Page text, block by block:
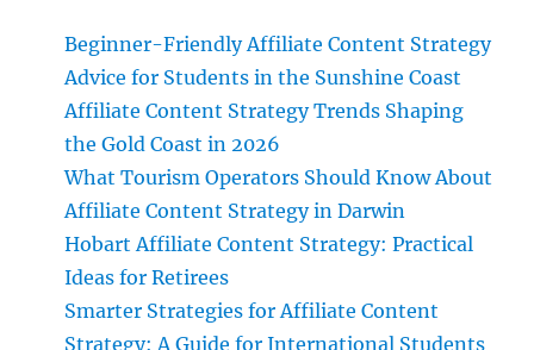
Beginner-Friendly Affiliate Content Strategy
Advice for Students in the Sunshine Coast
Affiliate Content Strategy Trends Shaping
the Gold Coast in 2026
What Tourism Operators Should Know About
Affiliate Content Strategy in Darwin
Hobart Affiliate Content Strategy: Practical
Ideas for Retirees
Smarter Strategies for Affiliate Content
Strategy: A Guide for International Students